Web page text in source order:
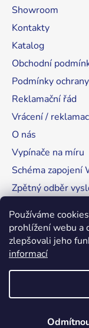
Používáme
prohlížení webu a
zlepšovali jeho
informací
Showroom
Kontakty
Katalog
Obchodní
Podmínky
Reklamační řád
Vrácení /
O nás
Vypínače na míru
Schéma zapojení
Zpětný odběr
Copyright